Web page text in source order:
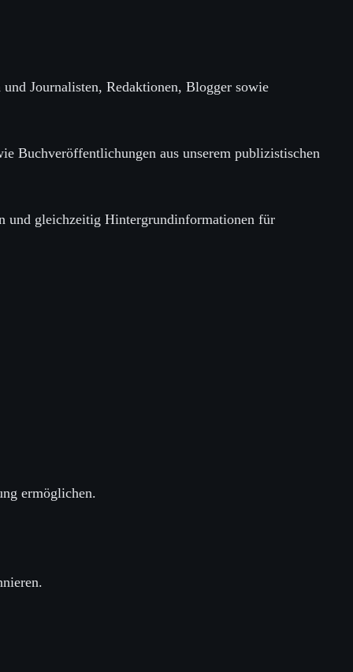
Journalisten, Redaktionen, Blogger sowie
Buchveröffentlichungen aus unserem publizistischen
und gleichzeitig Hintergrundinformationen für
ermöglichen.